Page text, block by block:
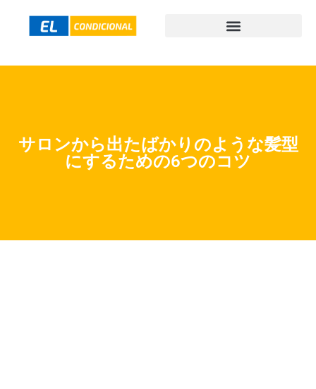
サロンから出たばかりのような髪型
にするための6つのコツ